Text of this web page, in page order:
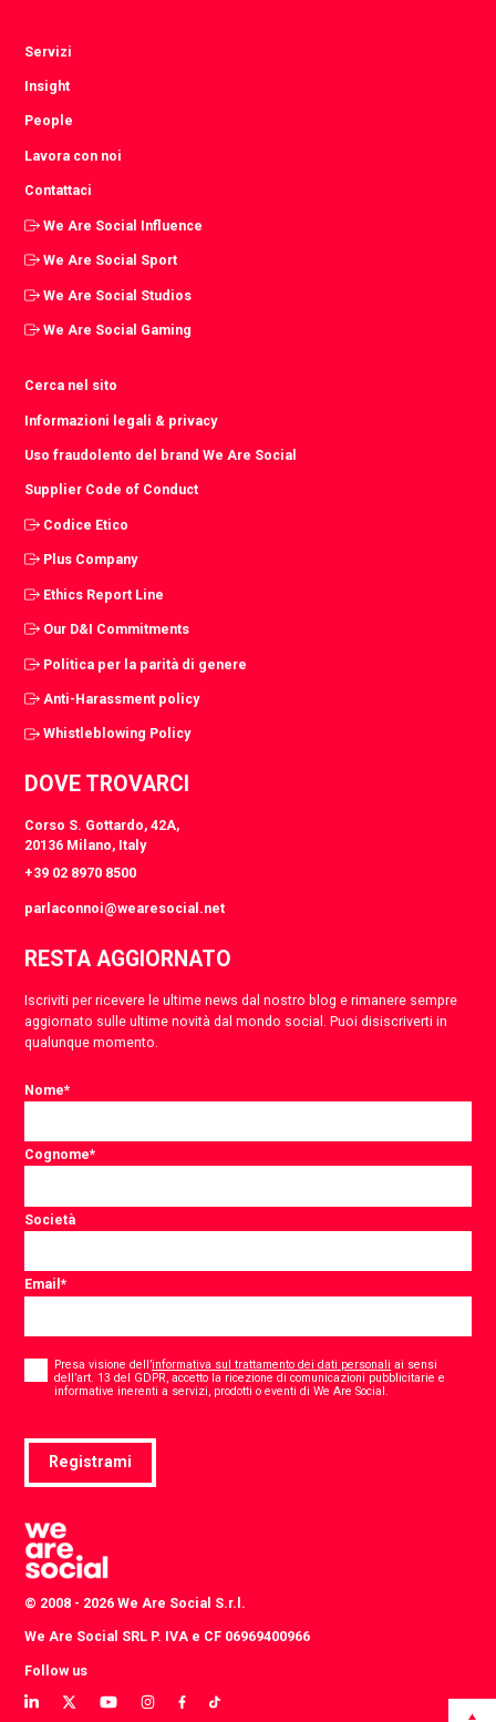
Servizi
Insight
People
Lavora con noi
Contattaci
We Are Social Influence
We Are Social Sport
We Are Social Studios
We Are Social Gaming
Cerca nel sito
Informazioni legali & privacy
Uso fraudolento del brand We Are Social
Supplier Code of Conduct
Codice Etico
Plus Company
Ethics Report Line
Our D&I Commitments
Politica per la parità di genere
Anti-Harassment policy
Whistleblowing Policy
DOVE TROVARCI
Corso S. Gottardo, 42A,
20136 Milano, Italy
+39 02 8970 8500
parlaconnoi@wearesocial.net
RESTA AGGIORNATO
Iscriviti per ricevere le ultime news dal nostro blog e rimanere sempre
aggiornato sulle ultime novità dal mondo social. Puoi disiscriverti in
qualunque momento.
Nome*
Cognome*
Società
Email*
Consent
Presa visione dell’informativa sul trattamento dei dati personali ai sensi
dell’art. 13 del GDPR, accetto la ricezione di comunicazioni pubblicitarie e
informative inerenti a servizi, prodotti o eventi di We Are Social.
Registrami
© 2008 - 2026 We Are Social S.r.l.
We Are Social SRL P. IVA e CF 06969400966
Follow us
View
View
View
View
ViewView